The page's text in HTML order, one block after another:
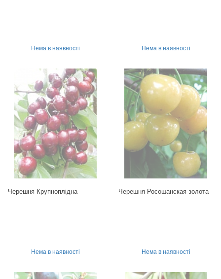
Нема в наявності Нема в наявності
Черешня Крупноплідна
Нема в наявності
Черешня Росошанская золота
Нема в наявності